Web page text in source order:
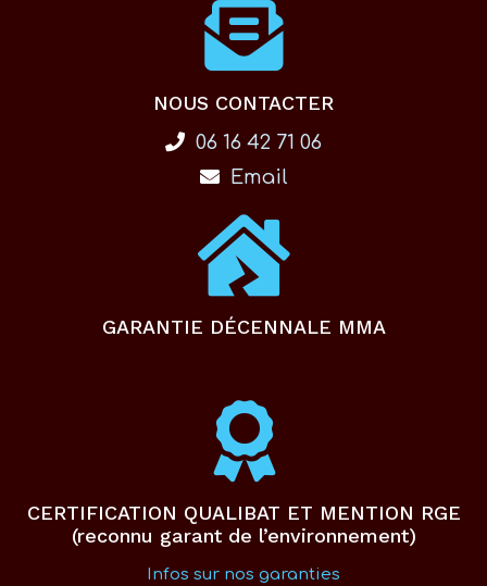
NOUS CONTACTER
06 16 42 71 06
Email
GARANTIE DÉCENNALE MMA
CERTIFICATION QUALIBAT ET MENTION RGE
(reconnu garant de l’environnement)
Infos sur nos garanties